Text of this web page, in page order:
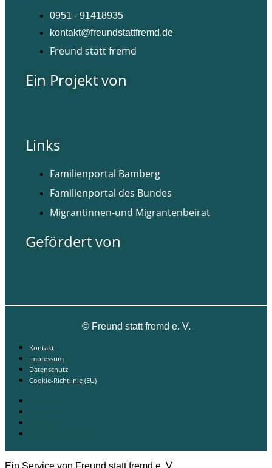
0951 - 91418935
kontakt@freundstattfremd.de
Freund statt fremd
Ein Projekt von
Links
Familienportal Bamberg
Familienportal des Bundes
Migrantinnen-und Migrantenbeirat
Gefördert von
©Freund statt fremd e. V.
Kontakt
Impressum
Datenschutz
Cookie-Richtlinie (EU)